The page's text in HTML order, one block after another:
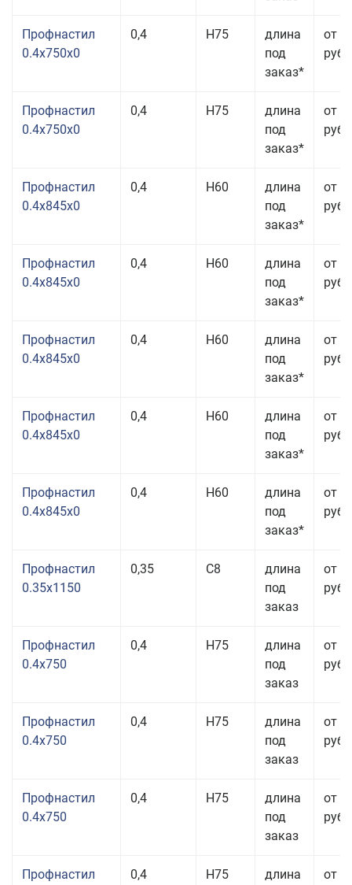
Профнастил
0.4x750x0
0,4 Н75
длина
под
заказ*
от
руб.
Профнастил
0.4x750x0
0,4 Н75
длина
под
заказ*
от
руб.
Профнастил
0.4x845x0
0,4 Н60
длина
под
заказ*
от
руб.
Профнастил
0.4x845x0
0,4 Н60
длина
под
заказ*
от
руб.
Профнастил
0.4x845x0
0,4 Н60
длина
под
заказ*
от
руб.
Профнастил
0.4x845x0
0,4 Н60
длина
под
заказ*
от
руб.
Профнастил
0.4x845x0
0,4 Н60
длина
под
заказ*
от
руб.
Профнастил
0.35x1150
0,35 С8
длина
под
заказ
от
руб.
Профнастил
0.4x750
0,4 Н75
длина
под
заказ
от
руб.
Профнастил
0.4x750
0,4 Н75
длина
под
заказ
от
руб.
Профнастил
0.4x750
0,4 Н75
длина
под
заказ
от
руб.
Профнастил
0,4 Н75
длина
от